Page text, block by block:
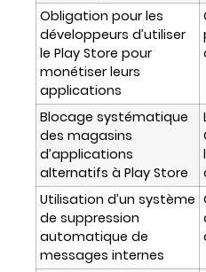
Obligation pour les
développeurs d’utiliser
le Play Store pour
monétiser leurs
applications
Blocage systématique
des magasins
d’applications
alternatifs à Play Store
Utilisation d’un système
de suppression
automatique de
messages internes